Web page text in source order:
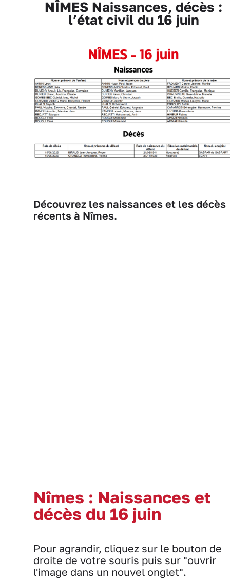
NÎMES Naissances, décès :
l’état civil du 16 juin
Découvrez les naissances et les décès
récents à Nîmes.
Nîmes : Naissances et
décès du 16 juin
Pour agrandir, cliquez sur le bouton de
droite de votre souris puis sur "ouvrir
l'image dans un nouvel onglet".